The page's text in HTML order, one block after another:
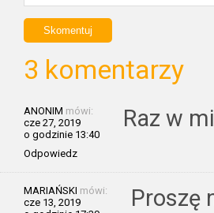
3 komentarzy
ANONIM mówi:
cze 27, 2019
o godzinie 13:40
Odpowiedz
Raz w
MARIAŃSKI mówi:
cze 13, 2019
Proszę